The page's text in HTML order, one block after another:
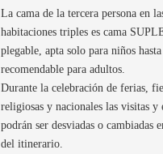
La cama de la tercera persona en
habitaciones triples es cama
plegable, apta solo para niños
recomendable para adultos.
Durante la celebración de ferias,
religiosas y nacionales las visitas y
podrán ser desviadas o cambiadas
del itinerario.